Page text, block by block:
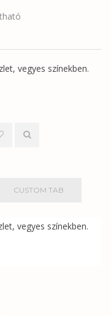
vegyes színekben.
CUSTOM TAB
vegyes színekben.